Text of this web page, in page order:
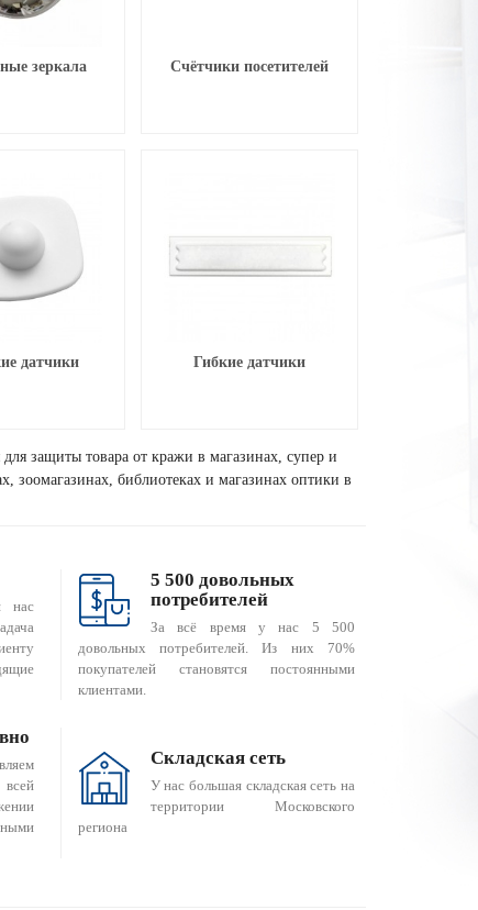
зеркала Счётчики посетителей
датчики Гибкие датчики
защиты товара от кражи в магазинах, супер и
зоомагазинах, библиотеках и магазинах оптики в
нас
5 500 довольных
потребителей
За всё время у нас 5 500
довольных потребителей. Из них 70%
покупателей становятся постоянными
клиентами.
Складская сеть
У нас большая складская сеть на
территории Московского
региона